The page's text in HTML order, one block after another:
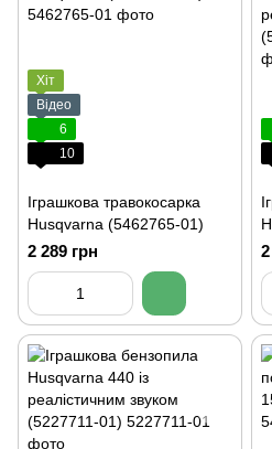
Хіт
Відео
6
10
Іграшкова травокосарка
Husqvarna (5462765-01)
2 289 грн